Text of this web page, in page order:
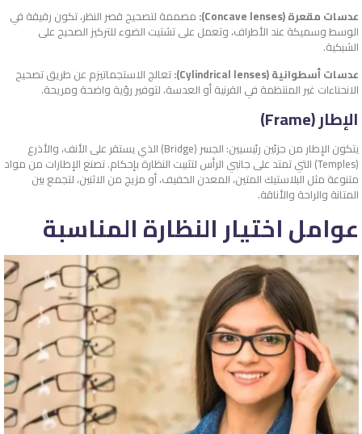
عدسات مقعرة (Concave lenses):
مصممة لتصحيح قصر النظر، تكون رقيقة في
الوسط وسميكة عند الأطراف، وتعمل على تشتيت الضوء للتركيز الصحيح على
الشبكية.
عدسات أسطوانية (Cylindrical lenses):
تعالج الاستجماتيزم عن طريق تصحيح
الانحناءات غير المنتظمة في القرنية أو العدسة، لتوفير رؤية واضحة ومريحة.
الإطار (Frame)
يتكون الإطار من جزئين رئيسيين: الجسر (Bridge) الذي يستقر على الأنف، والأذرع
(Temples) التي تمتد على جانبي الرأس لتثبيت النظارة بإحكام. تصنع الإطارات من مواد
متنوعة مثل البلاستيك المتين، المعدن الخفيف، أو مزيج من الاثنين، لتجمع بين
المتانة والراحة والأناقة.
عوامل اختيار النظارة المناسبة